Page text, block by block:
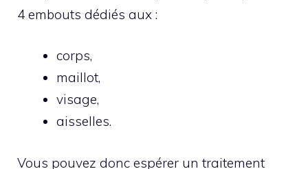
4 embouts dédiés aux :
corps,
maillot,
visage,
aisselles.
Vous pouvez donc espérer un traitement